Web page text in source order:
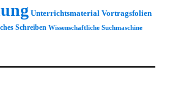
Unterrichtsmaterial Vortragsfolien
Schreiben Wissenschaftliche Suchmaschine